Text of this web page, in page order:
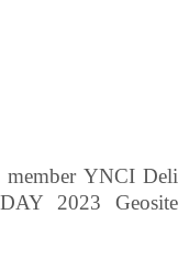
member YNCI Deli
2023 Geosite